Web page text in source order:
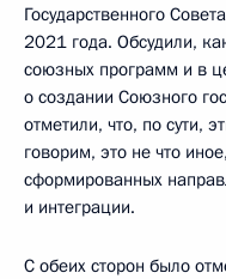
Государственного
2021 года. Обсудили,
союзных программ и в
о создании Союзного
отметили, что, по сути,
говорим, это не что
сформированных
и интеграции.
С обеих сторон было